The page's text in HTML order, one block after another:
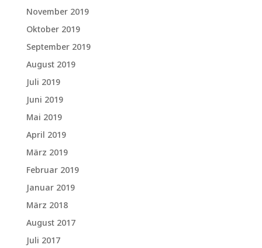
November 2019
Oktober 2019
September 2019
August 2019
Juli 2019
Juni 2019
Mai 2019
April 2019
März 2019
Februar 2019
Januar 2019
März 2018
August 2017
Juli 2017